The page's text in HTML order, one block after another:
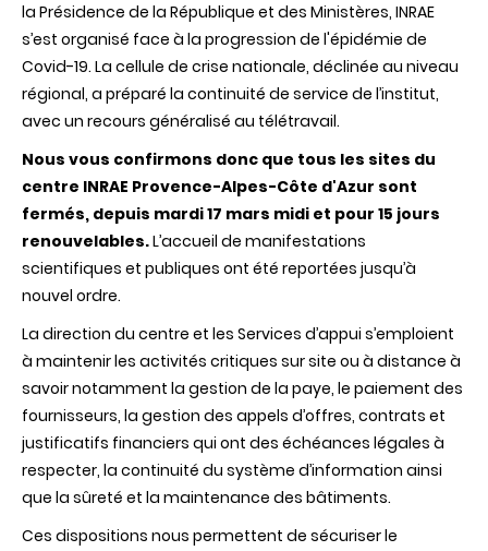
du
centre
Provence-
Alpes-
Côte
la Présidence de la République et des Ministères, INRAE
s’est organisé face à la progression de l'épidémie de
Covid-19. La cellule de crise nationale, déclinée au niveau
régional, a préparé la continuité de service de l’institut,
avec un recours généralisé au télétravail.
Nous vous confirmons donc que tous les sites du
centre INRAE Provence-Alpes-Côte d'Azur sont
fermés, depuis mardi 17 mars midi et pour 15 jours
renouvelables.L’accueil de manifestations
scientifiques et publiques ont été reportées jusqu’à
nouvel ordre.
La direction du centre et les Services d’appui s’emploient
à maintenir les activités critiques sur site ou à distance à
savoir notamment la gestion de la paye, le paiement des
fournisseurs, la gestion des appels d’offres, contrats et
justificatifs financiers qui ont des échéances légales à
respecter, la continuité du système d’information ainsi
que la sûreté et la maintenance des bâtiments.
Ces dispositions nous permettent de sécuriser le